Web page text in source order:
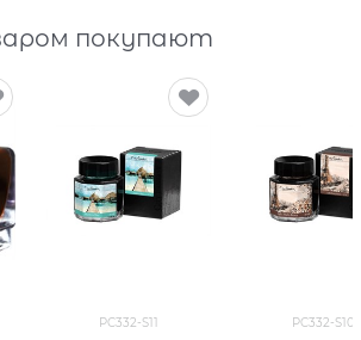
покупают
PC332-S11 PC332-S10